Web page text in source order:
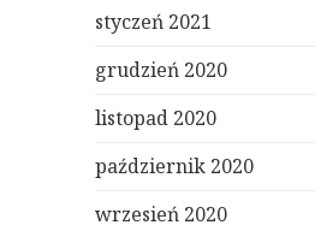
styczeń 2021
grudzień 2020
listopad 2020
październik 2020
wrzesień 2020